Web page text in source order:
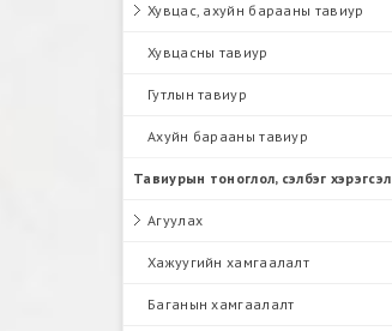
Хувцас, ахуйн барааны тавиур
Хувцасны тавиур
Гутлын тавиур
Ахуйн барааны тавиур
Тавиурын тоноглол, сэлбэг хэрэгсэл
Агуулах
Хажуугийн хамгаалалт
Баганын хамгаалалт